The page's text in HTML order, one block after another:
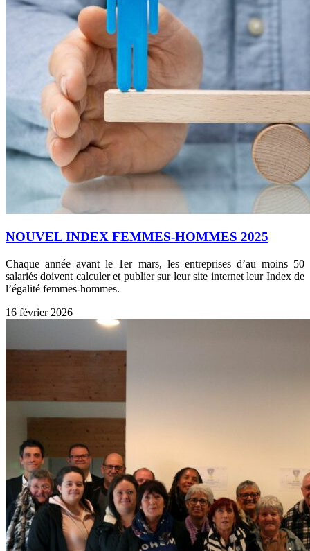
NOUVEL INDEX FEMMES-HOMMES 2025
Chaque année avant le 1er mars, les entreprises d’au moins 50
salariés doivent calculer et publier sur leur site internet leur Index de
l’égalité femmes-hommes.
16 février 2026